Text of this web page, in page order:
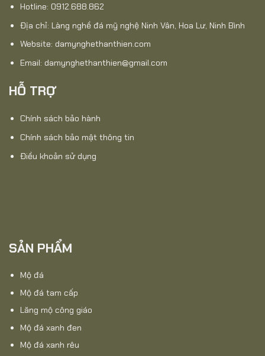
Hotline: 0912.688.862
Địa chỉ: Làng nghề đá mỹ nghệ Ninh Vân, Hoa Lư, Ninh Bình
Website: damynghethanthien.com
Email: damynghethanthien@gmail.com
HỖ TRỢ
Chính sách bảo hành
Chính sách bảo mật thông tin
Điều khoản sử dụng
SẢN PHẨM
Mộ đá
Mộ đá tam cấp
Lăng mộ công giáo
Mộ đá xanh đen
Mộ đá xanh rêu